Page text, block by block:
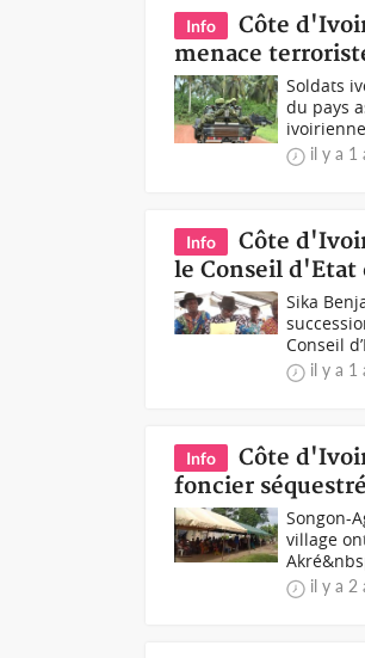
Info
Côte
menace
Soldats
du pays
il y a 1
Info
Côte
le Conseil d'Etat
Sika
Conseil
il y a 1
Info
Côte
foncier
Songon-
village
il y a 2